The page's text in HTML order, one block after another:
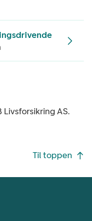
Livsforsikring AS.
Til toppen